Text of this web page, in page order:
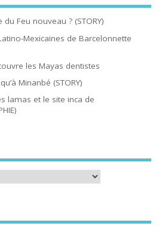
Feu nouveau ? (STORY)
Mexicaines de Barcelonnette
les Mayas dentistes
Minanbé (STORY)
lamas et le site inca de